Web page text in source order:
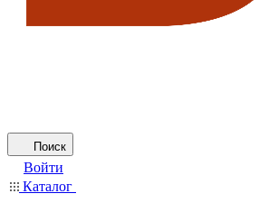
Поиск
Войти
Каталог